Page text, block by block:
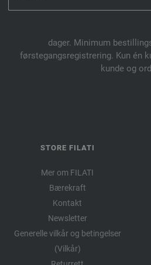
dager. Minimum
førstegangsregistrering. Kun én
kunde og
STORE FILATI
Mer om FILATI
Bærekraft
Kontakt
Newsletter
Generelle vilkår og betingelser
(Vilkår)